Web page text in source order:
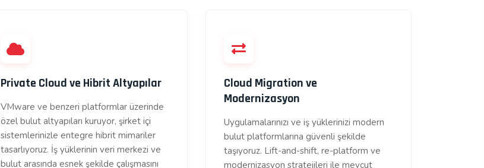
Private Cloud ve Hibrit Altyapılar
VMware ve benzeri platformlar üzerinde
özel bulut altyapıları kuruyor, şirket içi
sistemlerinizle entegre hibrit mimariler
tasarlıyoruz. İş yüklerinin veri merkezi ve
bulut arasında esnek şekilde çalışmasını
Cloud Migration ve
Modernizasyon
Uygulamalarınızı ve iş yüklerinizi modern
bulut platformlarına güvenli şekilde
taşıyoruz. Lift-and-shift, re-platform ve
modernizasyon stratejileri ile mevcut